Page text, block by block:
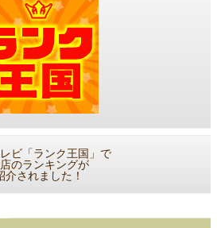
ビ「ランク王国」で
のランキングが
介されました！